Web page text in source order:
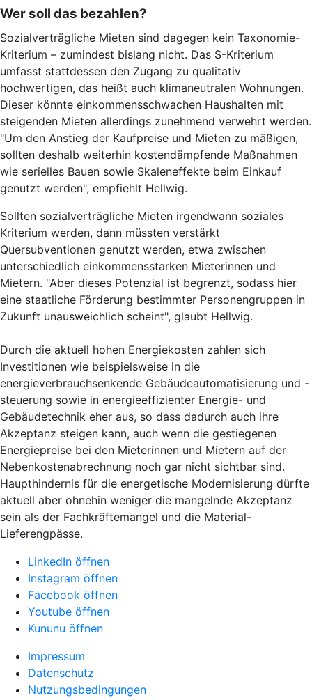
Wer soll das bezahlen?
Sozialverträgliche Mieten sind dagegen kein Taxonomie-
Kriterium – zumindest bislang nicht. Das S-Kriterium
umfasst stattdessen den Zugang zu qualitativ
hochwertigen, das heißt auch klimaneutralen Wohnungen.
Dieser könnte einkommensschwachen Haushalten mit
steigenden Mieten allerdings zunehmend verwehrt werden.
"Um den Anstieg der Kaufpreise und Mieten zu mäßigen,
sollten deshalb weiterhin kostendämpfende Maßnahmen
wie serielles Bauen sowie Skaleneffekte beim Einkauf
genutzt werden", empfiehlt Hellwig.
Sollten sozialverträgliche Mieten irgendwann soziales
Kriterium werden, dann müssten verstärkt
Quersubventionen genutzt werden, etwa zwischen
unterschiedlich einkommensstarken Mieterinnen und
Mietern. "Aber dieses Potenzial ist begrenzt, sodass hier
eine staatliche Förderung bestimmter Personengruppen in
Zukunft unausweichlich scheint", glaubt Hellwig.
Durch die aktuell hohen Energiekosten zahlen sich
Investitionen wie beispielsweise in die
energieverbrauchsenkende Gebäudeautomatisierung und -
steuerung sowie in energieeffizienter Energie- und
Gebäudetechnik eher aus, so dass dadurch auch ihre
Akzeptanz steigen kann, auch wenn die gestiegenen
Energiepreise bei den Mieterinnen und Mietern auf der
Nebenkostenabrechnung noch gar nicht sichtbar sind.
Haupthindernis für die energetische Modernisierung dürfte
aktuell aber ohnehin weniger die mangelnde Akzeptanz
sein als der Fachkräftemangel und die Material-
Lieferengpässe.
LinkedIn öffnen
Instagram öffnen
Facebook öffnen
Youtube öffnen
Kununu öffnen
Impressum
Datenschutz
Nutzungsbedingungen